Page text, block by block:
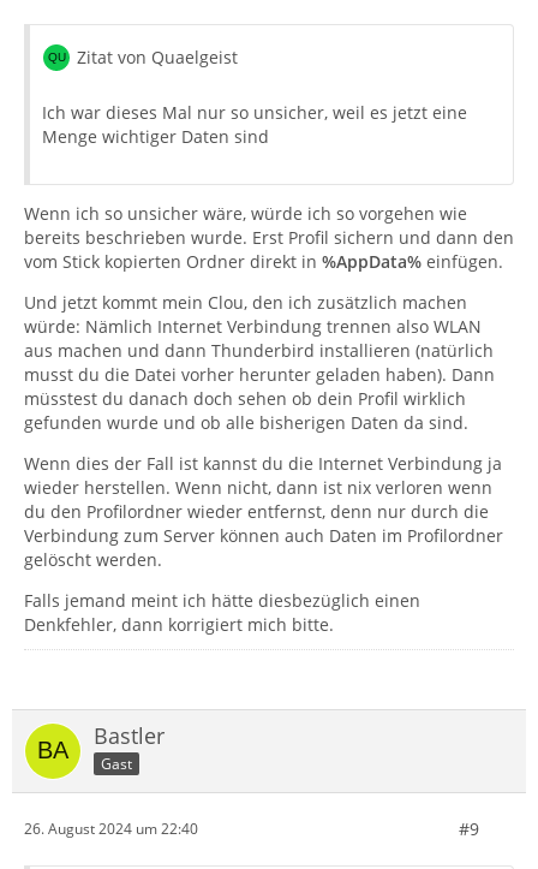
Zitat von Quaelgeist
Ich war dieses Mal nur so unsicher, weil es jetzt eine
Menge wichtiger Daten sind
Wenn ich so unsicher wäre, würde ich so vorgehen wie
bereits beschrieben wurde. Erst Profil sichern und dann den
vom Stick kopierten Ordner direkt in %AppData% einfügen.
Und jetzt kommt mein Clou, den ich zusätzlich machen
würde: Nämlich Internet Verbindung trennen also WLAN
aus machen und dann Thunderbird installieren (natürlich
musst du die Datei vorher herunter geladen haben). Dann
müsstest du danach doch sehen ob dein Profil wirklich
gefunden wurde und ob alle bisherigen Daten da sind.
Wenn dies der Fall ist kannst du die Internet Verbindung ja
wieder herstellen. Wenn nicht, dann ist nix verloren wenn
du den Profilordner wieder entfernst, denn nur durch die
Verbindung zum Server können auch Daten im Profilordner
gelöscht werden.
Falls jemand meint ich hätte diesbezüglich einen
Denkfehler, dann korrigiert mich bitte.
Bastler
Gast
26. August 2024 um 22:40 #9